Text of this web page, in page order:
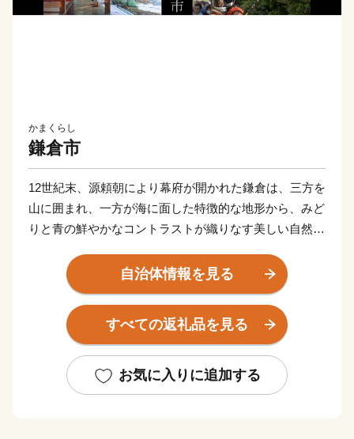
かまくらし
鎌倉市
12世紀末、源頼朝により幕府が開かれた鎌倉は、三方を
山に囲まれ、一方が海に面した特徴的な地形から、みど
りと青の鮮やかなコントラストが織りなす美しい自然景
そして、今も残る多くの神社仏閣などの歴史的遺産は、
長い年月のなかで守り続けられ、今日でも中世の社会を
支えた繁栄の歴史と華やかな文化を現在に伝えていま
鎌倉市では、先人たちから受け継いだ美しい自然景観や
自治体情報を見る
すべての返礼品を見る
お気に入りに追加する